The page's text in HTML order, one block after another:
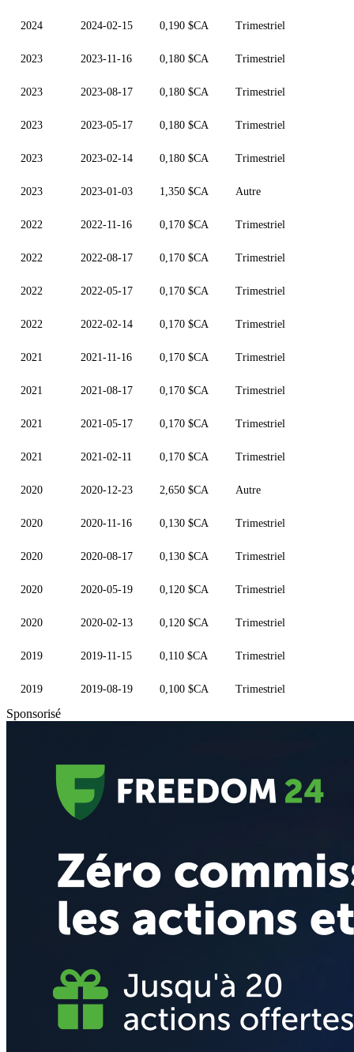
2024 2024-02-15 0,190 $CA Trimestriel
2023 2023-11-16 0,180 $CA Trimestriel
2023 2023-08-17 0,180 $CA Trimestriel
2023 2023-05-17 0,180 $CA Trimestriel
2023 2023-02-14 0,180 $CA Trimestriel
2023 2023-01-03 1,350 $CA Autre
2022 2022-11-16 0,170 $CA Trimestriel
2022 2022-08-17 0,170 $CA Trimestriel
2022 2022-05-17 0,170 $CA Trimestriel
2022 2022-02-14 0,170 $CA Trimestriel
2021 2021-11-16 0,170 $CA Trimestriel
2021 2021-08-17 0,170 $CA Trimestriel
2021 2021-05-17 0,170 $CA Trimestriel
2021 2021-02-11 0,170 $CA Trimestriel
2020 2020-12-23 2,650 $CA Autre
2020 2020-11-16 0,130 $CA Trimestriel
2020 2020-08-17 0,130 $CA Trimestriel
2020 2020-05-19 0,120 $CA Trimestriel
2020 2020-02-13 0,120 $CA Trimestriel
2019 2019-11-15 0,110 $CA Trimestriel
2019 2019-08-19 0,100 $CA Trimestriel
Sponsorisé